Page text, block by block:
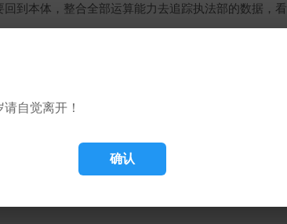
自觉离开！
确认
到本体，整合全部运算能力去追踪执法部的数据，看
感慨万千。自己好像从来都没有想过，会陷入现在
点主意来……其实归根结底，还是自己过于弱小吧？
了。没有女人，似乎自己修炼的捷径也被夺走了
于还是按下了这颗按钮——老子是要练功，可不是为
又只会这么一种练功方式呢。就算艾佛璐茜知道了，